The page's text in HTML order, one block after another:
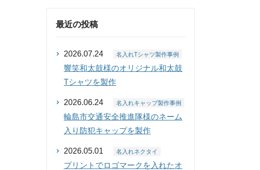
最近の投稿
2026.07.24 名入れTシャツ製作事例
響笑和太鼓様のオリジナル和太鼓
Tシャツを製作
2026.06.24 名入れキャップ製作事例
輪島市交通安全推進隊様のネーム
入り防犯キャップを製作
2026.05.01 名入れネクタイ
プリントでロゴマークを入れたオ